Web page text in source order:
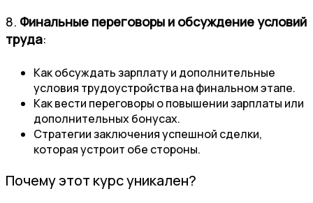
8. Финальные переговоры и обсуждение условий
труда:
Как обсуждать зарплату и дополнительные
условия трудоустройства на финальном этапе.
Как вести переговоры о повышении зарплаты или
дополнительных бонусах.
Стратегии заключения успешной сделки,
которая устроит обе стороны.
Почему этот курс уникален?